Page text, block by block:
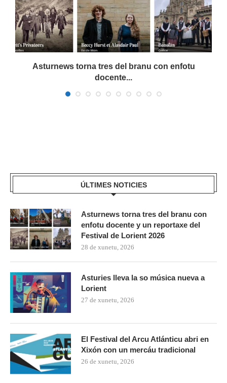
Asturnews torna tres del branu con enfotu
docente...
ÚLTIMES NOTICIES
Asturnews torna tres del branu con
enfotu docente y un reportaxe del
Festival de Lorient 2026
28 de xunetu, 2026
Asturies lleva la so música nueva a
Lorient
27 de xunetu, 2026
El Festival del Arcu Atlánticu abri en
Xixón con un mercáu tradicional
26 de xunetu, 2026